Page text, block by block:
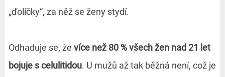
„ďolíčky“, za něž se ženy stydí.
Odhaduje se, že více než 80 % všech žen nad 21 let
bojuje s celulitidou. U mužů až tak běžná není, což je